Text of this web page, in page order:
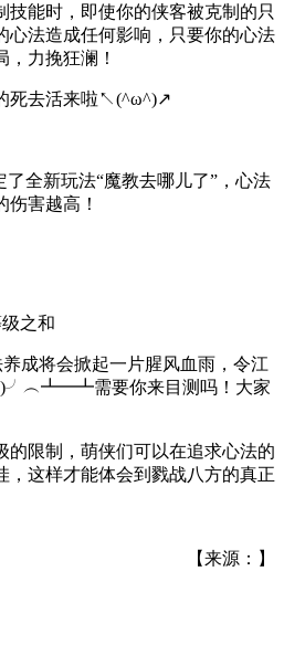
技能时，即使你的侠客被克制的只
心法造成任何影响，只要你的心法
力挽狂澜！
死去活来啦↖(^ω^)↗
了全新玩法“魔教去哪儿了”，心法
害越高！
之和
成将会掀起一片腥风血雨，令江
需要你来目测吗！大家
的限制，萌侠们可以在追求心法的
，这样才能体会到戮战八方的真正
【来源：】